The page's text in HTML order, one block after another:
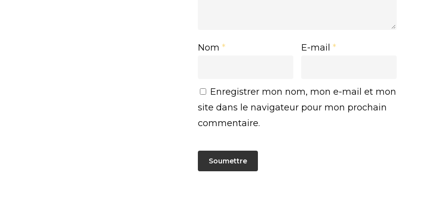
Nom* E-mail*
Enregistrer mon nom, mon e-mail et mon
site dans le navigateur pour mon prochain
commentaire.